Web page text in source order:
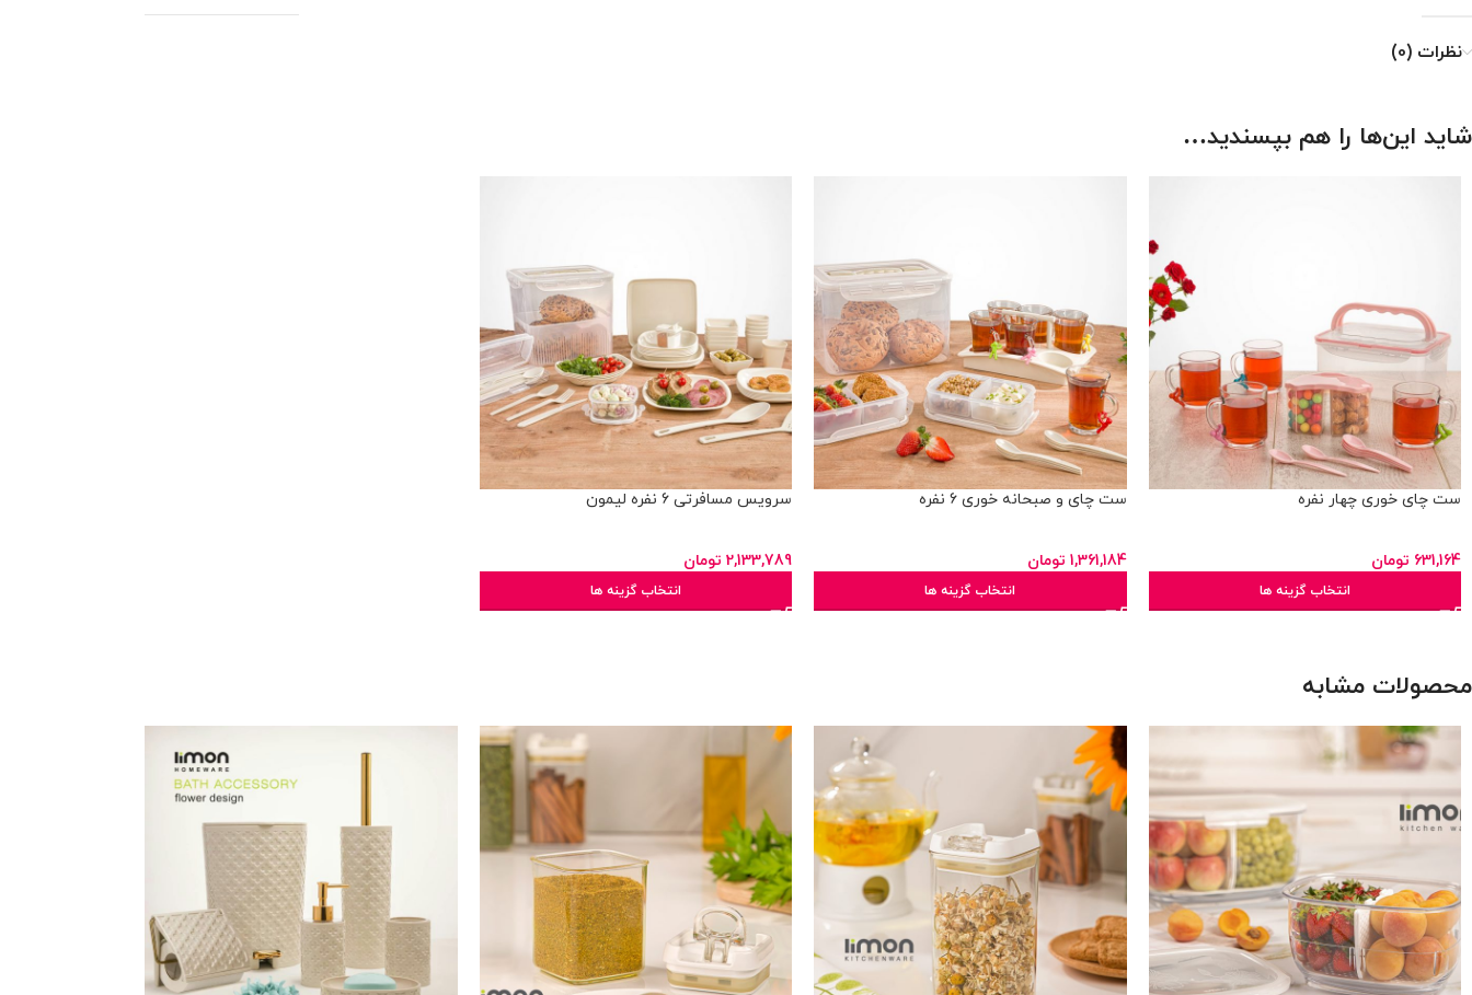
نظرات (0)
شاید این‌ها را هم بپسندید…
ست چای خوری چهار نفره
631,164 تومان
انتخاب گزینه ها
ست چای و صبحانه خوری 6 نفره
1,361,184 تومان
انتخاب گزینه ها
سرویس مسافرتی 6 نفره لیمون
2,133,789 تومان
انتخاب گزینه ها
محصولات مشابه